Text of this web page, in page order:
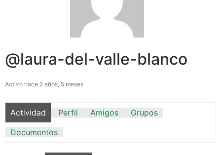
@laura-del-valle-blanco
Activo hace 2 años, 5 meses
Actividad Perfil Amigos
Grupos
Documentos